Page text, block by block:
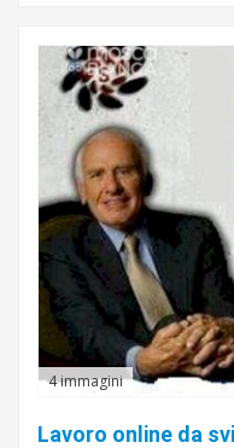
4 immagini
Lavoro online da